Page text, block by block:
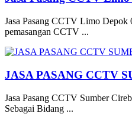
Jasa Pasang CCTV Limo Depok
pemasangan CCTV ...
JASA PASANG CCTV
Jasa Pasang CCTV Sumber
Sebagai Bidang ...